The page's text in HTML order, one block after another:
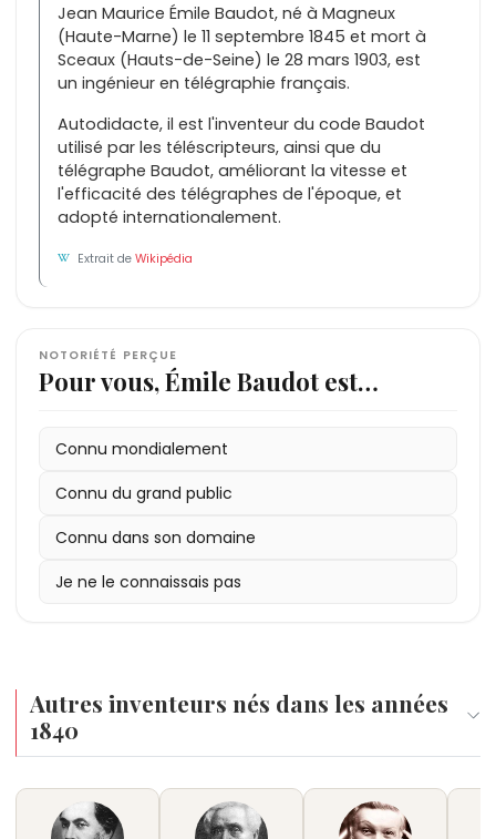
Jean Maurice Émile Baudot, né à Magneux
(Haute-Marne) le 11 septembre 1845 et mort à
Sceaux (Hauts-de-Seine) le 28 mars 1903, est
un ingénieur en télégraphie français.
Autodidacte, il est l'inventeur du code Baudot
utilisé par les téléscripteurs, ainsi que du
télégraphe Baudot, améliorant la vitesse et
l'efficacité des télégraphes de l'époque, et
adopté internationalement.
Extrait deWikipédia
NOTORIÉTÉ PERÇUE
Pour vous, Émile Baudot est…
Connu mondialement
Connu du grand public
Connu dans son domaine
Je ne le connaissais pas
Autres inventeurs nés dans les années
1840